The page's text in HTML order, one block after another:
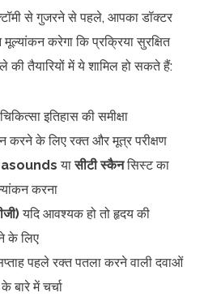
से गुजरने से पहले, आपका डॉक्टर
करेगा कि प्रक्रिया सुरक्षित
तैयारियों में ये शामिल हो सकते हैं:
इतिहास की समीक्षा
करने के लिए रक्त और मूत्र परीक्षण
यासीटी स्कैनसिस्ट का
करना
यदि आवश्यक हो तो हृदय की
के लिए
पहले रक्त पतला करने वाली दवाओं
बारे में चर्चा